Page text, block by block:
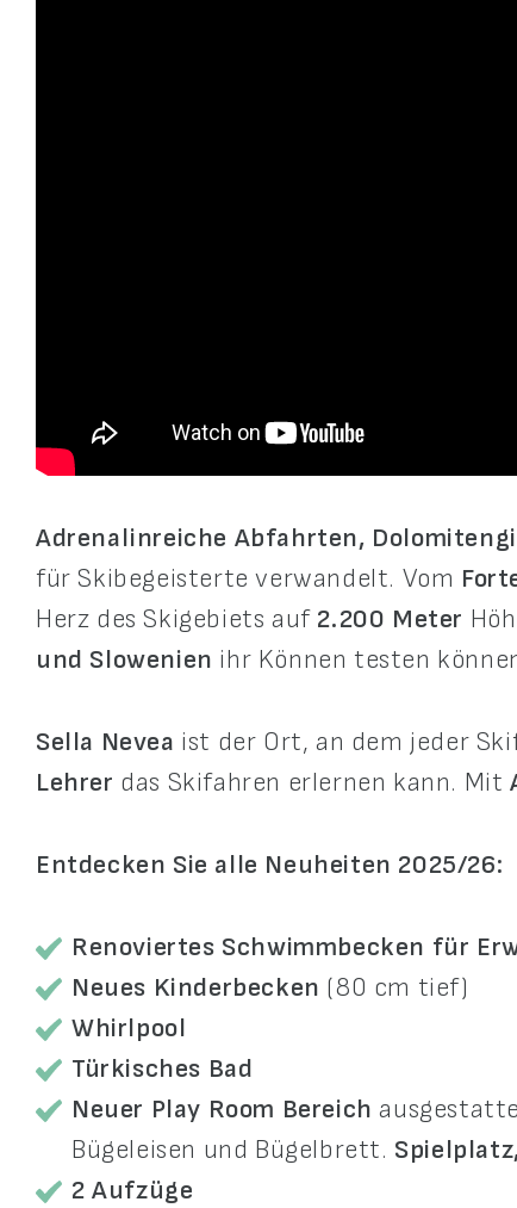
Adrenalinreiche Abfahrten,
für Skibegeisterte verwandelt. Vom
Herz des Skigebiets auf 2.200 Meter
und Slowenien ihr Können testen
Sella Nevea ist der Ort, an dem jeder
Lehrer das Skifahren erlernen kann. Mit
Entdecken Sie alle Neuheiten 2025/26:
Renoviertes Schwimmbecken für
Neues Kinderbecken (80 cm tief)
Whirlpool
Türkisches Bad
Neuer Play Room Bereich
Bügeleisen und Bügelbrett.
2 Aufzüge